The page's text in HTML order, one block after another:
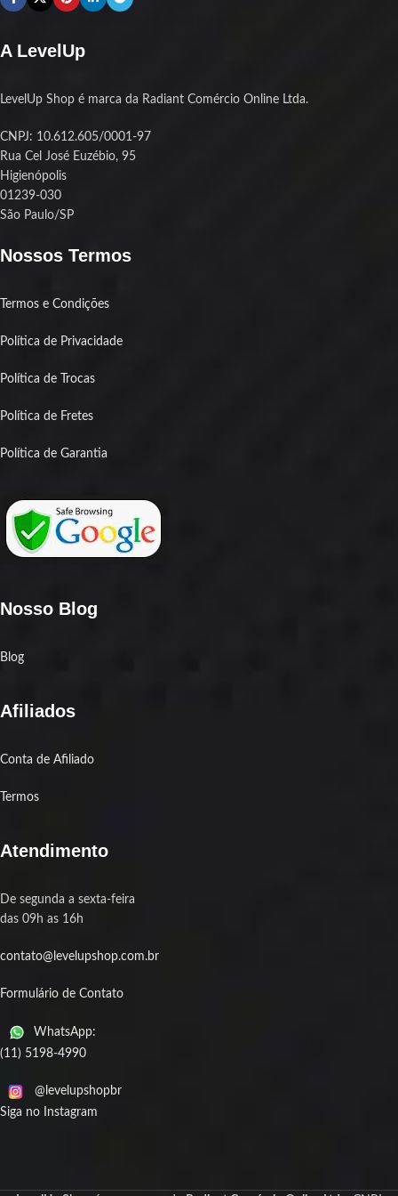
A LevelUp
LevelUp Shop é marca da Radiant Comércio Online Ltda.
CNPJ: 10.612.605/0001-97
Rua Cel José Euzébio, 95
Higienópolis
01239-030
São Paulo/SP
Nossos Termos
Termos e Condições
Política de Privacidade
Política de Trocas
Política de Fretes
Política de Garantia
Nosso Blog
Blog
Afiliados
Conta de Afiliado
Termos
Atendimento
De segunda a sexta-feira
das 09h as 16h
contato@levelupshop.com.br
Formulário de Contato
WhatsApp:
(11) 5198-4990
@levelupshopbr
Siga no Instagram